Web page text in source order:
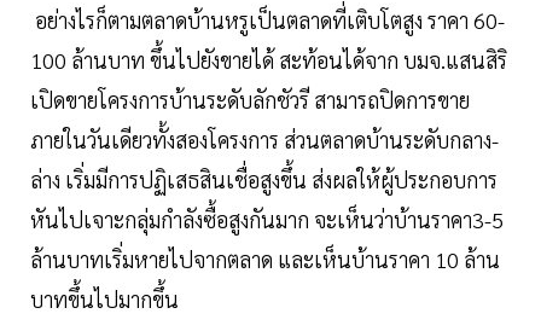
อย่างไรก็ตามตลาดบ้านหรูเป็นตลาดที่เติบโตสูง ราคา 60-
100 ล้านบาท ขึ้นไปยังขายได้ สะท้อนได้จาก บมจ.แสนสิริ
เปิดขายโครงการบ้านระดับลักชัวรี สามารถปิดการขาย
ภายในวันเดียวทั้งสองโครงการ ส่วนตลาดบ้านระดับกลาง-
ล่าง เริ่มมีการปฏิเสธสินเชื่อสูงขึ้น ส่งผลให้ผู้ประกอบการ
หันไปเจาะกลุ่มกำลังซื้อสูงกันมาก จะเห็นว่าบ้านราคา3-5
ล้านบาทเริ่มหายไปจากตลาด และเห็นบ้านราคา 10 ล้าน
บาทขึ้นไปมากขึ้น